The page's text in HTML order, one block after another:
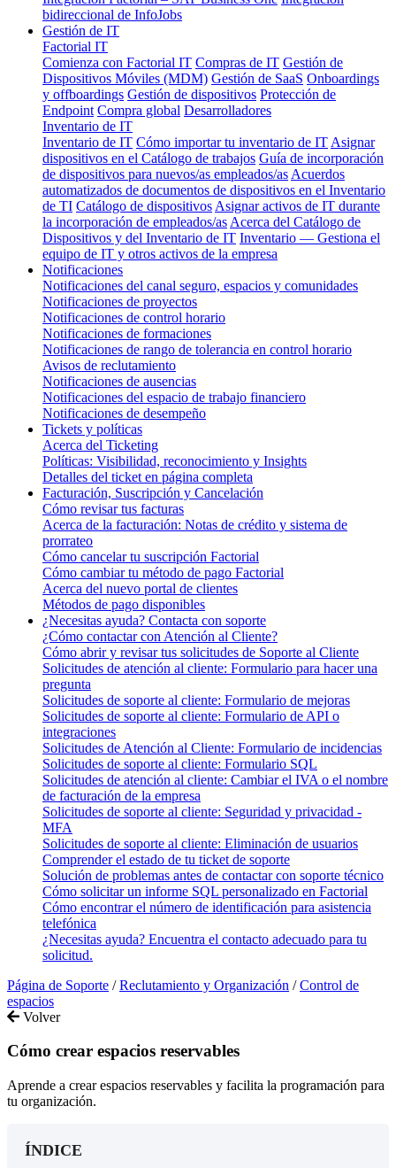
bidireccional de InfoJobs
Gestión de IT
Factorial IT
Comienza con Factorial IT Compras de IT Gestión de
Dispositivos Móviles (MDM) Gestión de SaaS Onboardings
y offboardings Gestión de dispositivos Protección de
Endpoint Compra global Desarrolladores
Inventario de IT
Inventario de IT Cómo importar tu inventario de IT Asignar
dispositivos en el Catálogo de trabajos Guía de incorporación
de dispositivos para nuevos/as empleados/as Acuerdos
automatizados de documentos de dispositivos en el Inventario
de TI Catálogo de dispositivos Asignar activos de IT durante
la incorporación de empleados/as Acerca del Catálogo de
Dispositivos y del Inventario de IT Inventario — Gestiona el
equipo de IT y otros activos de la empresa
Notificaciones
Notificaciones del canal seguro, espacios y comunidades
Notificaciones de proyectos
Notificaciones de control horario
Notificaciones de formaciones
Notificaciones de rango de tolerancia en control horario
Avisos de reclutamiento
Notificaciones de ausencias
Notificaciones del espacio de trabajo financiero
Notificaciones de desempeño
Tickets y políticas
Acerca del Ticketing
Políticas: Visibilidad, reconocimiento y Insights
Detalles del ticket en página completa
Facturación, Suscripción y Cancelación
Cómo revisar tus facturas
Acerca de la facturación: Notas de crédito y sistema de
prorrateo
Cómo cancelar tu suscripción Factorial
Cómo cambiar tu método de pago Factorial
Acerca del nuevo portal de clientes
Métodos de pago disponibles
¿Necesitas ayuda? Contacta con soporte
¿Cómo contactar con Atención al Cliente?
Cómo abrir y revisar tus solicitudes de Soporte al Cliente
Solicitudes de atención al cliente: Formulario para hacer una
pregunta
Solicitudes de soporte al cliente: Formulario de mejoras
Solicitudes de soporte al cliente: Formulario de API o
integraciones
Solicitudes de Atención al Cliente: Formulario de incidencias
Solicitudes de soporte al cliente: Formulario SQL
Solicitudes de atención al cliente: Cambiar el IVA o el nombre
de facturación de la empresa
Solicitudes de soporte al cliente: Seguridad y privacidad -
MFA
Solicitudes de soporte al cliente: Eliminación de usuarios
Comprender el estado de tu ticket de soporte
Solución de problemas antes de contactar con soporte técnico
Cómo solicitar un informe SQL personalizado en Factorial
Cómo encontrar el número de identificación para asistencia
telefónica
¿Necesitas ayuda? Encuentra el contacto adecuado para tu
solicitud.
Página de Soporte / Reclutamiento y Organización / Control de
espacios
Volver
Cómo crear espacios reservables
Aprende a crear espacios reservables y facilita la programación para
tu organización.
ÍNDICE